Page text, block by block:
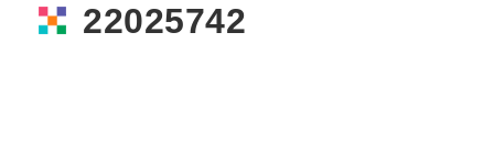
22025742